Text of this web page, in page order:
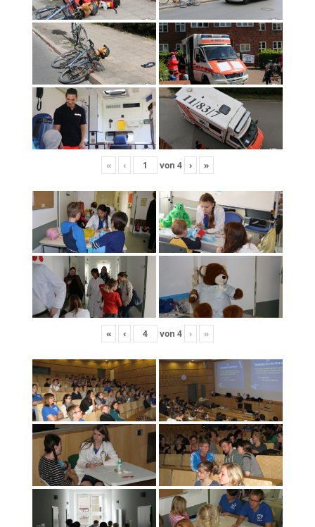
« ‹ von 4 › »
« ‹ von 4 › »